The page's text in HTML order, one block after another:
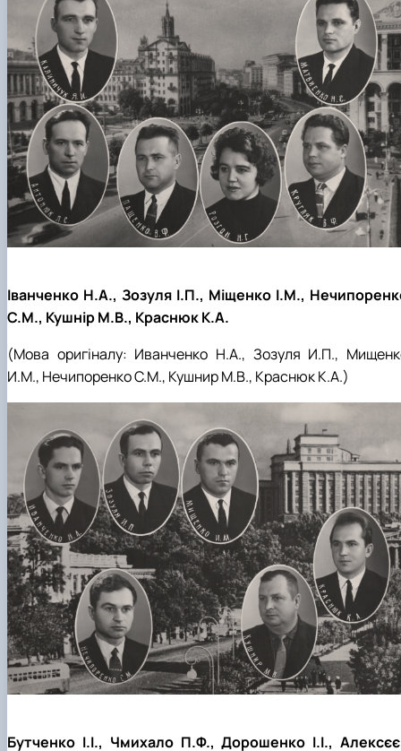
Іванченко Н.А., Зозуля І.П., Міщенко І.М.,
С.М., Кушнір М.В., Краснюк К.А.
(Мова оригіналу: Иванченко Н.А., Зозуля И.П.,
И.М., Нечипоренко С.М., Кушнир М.В., Краснюк К.А. )
Бутченко І.І., Чмихало П.Ф., Дорошенко І.І.,